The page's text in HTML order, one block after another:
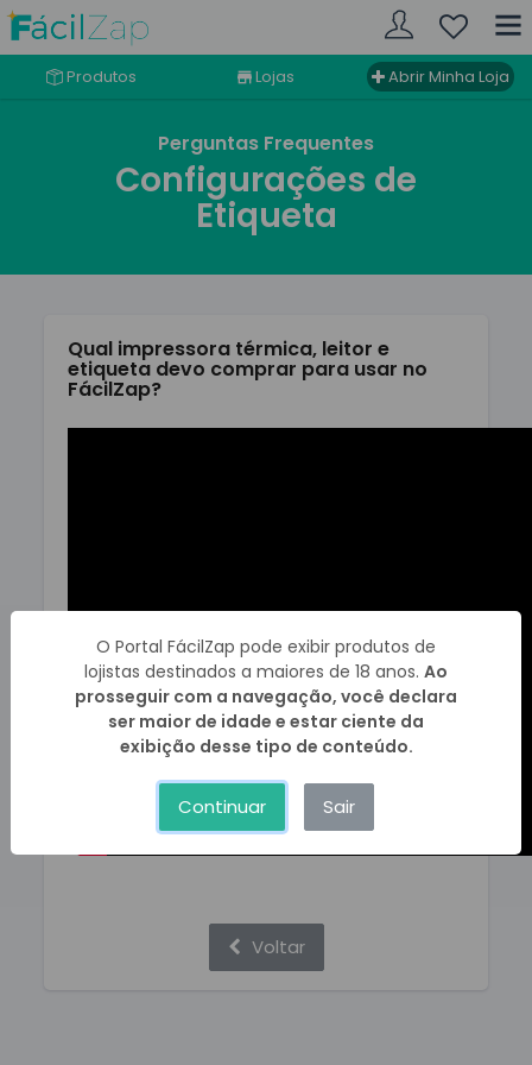
Produtos Lojas Abrir Minha Loja
Perguntas Frequentes
Configurações de
Etiqueta
Qual impressora térmica, leitor e
etiqueta devo comprar para usar no
FácilZap?
Voltar
O Portal FácilZap pode exibir produtos de
lojistas destinados a maiores de 18 anos. Ao
prosseguir com a navegação, você declara
ser maior de idade e estar ciente da
exibição desse tipo de conteúdo.
Continuar Sair